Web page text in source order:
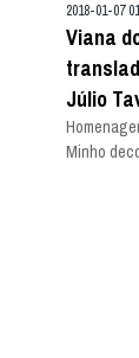
2018-01-07
Viana
Júlio
Minho